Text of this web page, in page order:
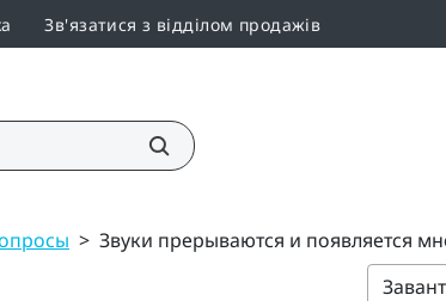
Зв'язатися з відділом продажів
> Звуки прерываются и появляется